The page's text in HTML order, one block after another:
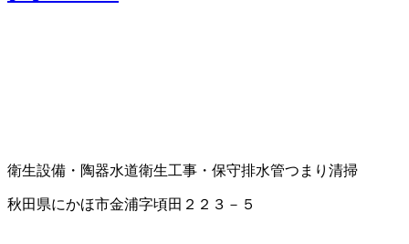
衛生設備・陶器水道衛生工事・保守排水管つまり清掃
秋田県にかほ市金浦字頃田２２３－５